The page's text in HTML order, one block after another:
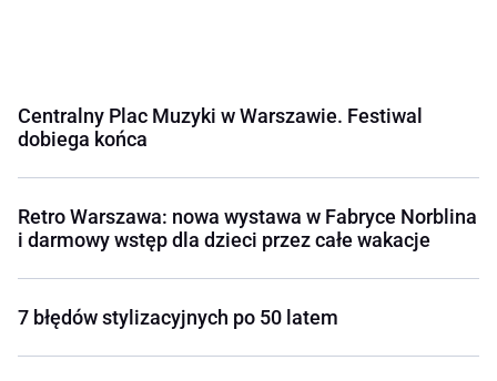
Centralny Plac Muzyki w Warszawie. Festiwal
dobiega końca
Retro Warszawa: nowa wystawa w Fabryce Norblina
i darmowy wstęp dla dzieci przez całe wakacje
7 błędów stylizacyjnych po 50 latem